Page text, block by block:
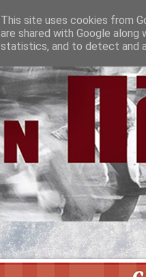
This site uses cookies from
are shared with Google
statistics, and to detect and